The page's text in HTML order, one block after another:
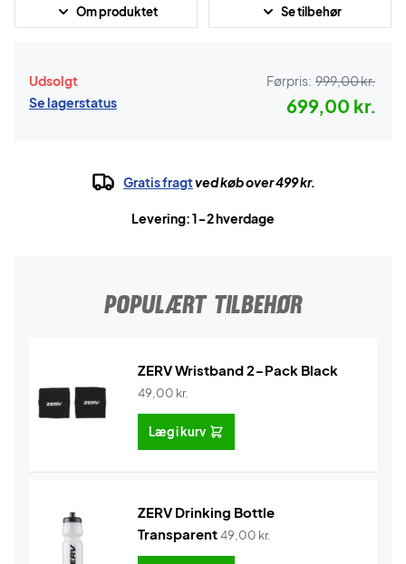
Om produktet Se tilbehør
Udsolgt
Se lagerstatus
Førpris: 999,00 kr.
699,00 kr.
Gratis fragtved køb over 499 kr.
Levering: 1-2 hverdage
POPULÆRT TILBEHØR
ZERV Wristband 2-Pack Black
49,00 kr.
Læg i kurv
ZERV Drinking Bottle
Transparent49,00 kr.